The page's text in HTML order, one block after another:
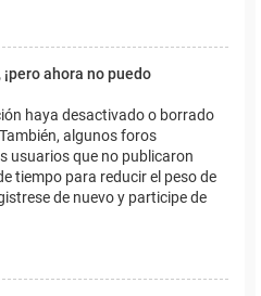
ahora no puedo
haya desactivado o borrado
algunos foros
usuarios que no publicaron
tiempo para reducir el peso de
de nuevo y participe de